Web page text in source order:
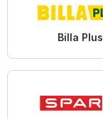
Billa Plus